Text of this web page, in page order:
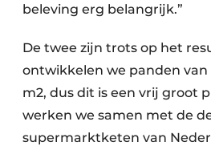
beleving erg belangrijk.”
De twee zijn trots op het
ontwikkelen we panden
m2, dus dit is een vrij groot
werken we samen met de
supermarktketen van